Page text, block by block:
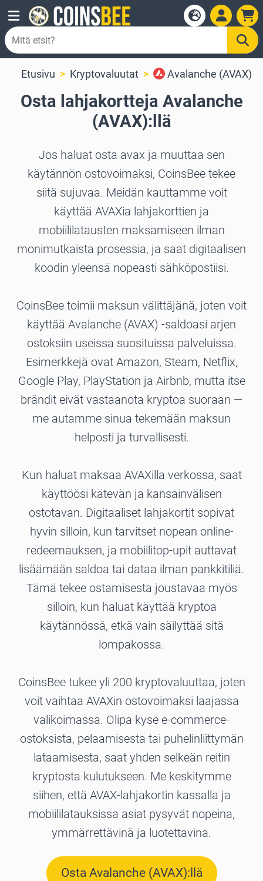
Etusivu Kryptovaluutat Avalanche (AVAX)
Osta lahjakortteja Avalanche
(AVAX):llä
Jos haluat osta avax ja muuttaa sen
käytännön ostovoimaksi, CoinsBee tekee
siitä sujuvaa. Meidän kauttamme voit
käyttää AVAXia lahjakorttien ja
mobiililatausten maksamiseen ilman
monimutkaista prosessia, ja saat digitaalisen
koodin yleensä nopeasti sähköpostiisi.
CoinsBee toimii maksun välittäjänä, joten voit
käyttää Avalanche (AVAX) -saldoasi arjen
ostoksiin useissa suosituissa palveluissa.
Esimerkkejä ovat Amazon, Steam, Netflix,
Google Play, PlayStation ja Airbnb, mutta itse
brändit eivät vastaanota kryptoa suoraan —
me autamme sinua tekemään maksun
helposti ja turvallisesti.
Kun haluat maksaa AVAXilla verkossa, saat
käyttöösi kätevän ja kansainvälisen
ostotavan. Digitaaliset lahjakortit sopivat
hyvin silloin, kun tarvitset nopean online-
redeemauksen, ja mobiilitop-upit auttavat
lisäämään saldoa tai dataa ilman pankkitiliä.
Tämä tekee ostamisesta joustavaa myös
silloin, kun haluat käyttää kryptoa
käytännössä, etkä vain säilyttää sitä
lompakossa.
CoinsBee tukee yli 200 kryptovaluuttaa, joten
voit vaihtaa AVAXin ostovoimaksi laajassa
valikoimassa. Olipa kyse e-commerce-
ostoksista, pelaamisesta tai puhelinliittymän
lataamisesta, saat yhden selkeän reitin
kryptosta kulutukseen. Me keskitymme
siihen, että AVAX-lahjakortin kassalla ja
mobiililatauksissa asiat pysyvät nopeina,
ymmärrettävinä ja luotettavina.
Osta Avalanche (AVAX):llä